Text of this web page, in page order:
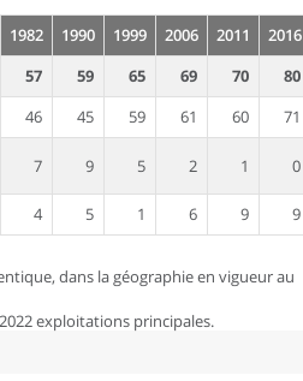
1982 1990 1999 2006 2011 2016
57 59 65 69 70 80
46 45 59 61 60 71
7 9 5 2 1 0
4 5 1 6 9 9
dans la géographie en vigueur au
exploitations principales.